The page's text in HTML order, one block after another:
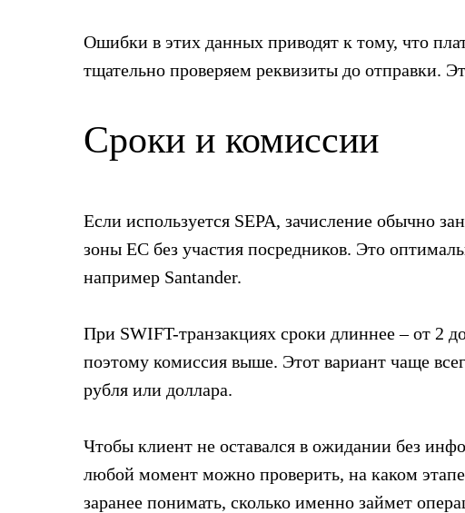
Ошибки в этих данных приводят к тому, что
тщательно проверяем реквизиты до отправки.
Сроки и комиссии
Если используется SEPA, зачисление обычно
зоны ЕС без участия посредников. Это
например Santander.
При SWIFT-транзакциях сроки длиннее – от 2
поэтому комиссия выше. Этот вариант чаще
рубля или доллара.
Чтобы клиент не оставался в ожидании без
любой момент можно проверить, на каком
заранее понимать, сколько именно займет